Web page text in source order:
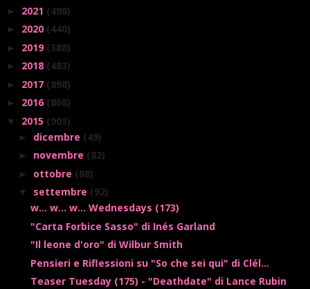
► 2021 (498)
► 2020 (440)
► 2019 (388)
► 2018 (483)
► 2017 (898)
► 2016 (868)
▼ 2015 (903)
► dicembre (49)
► novembre (82)
► ottobre (88)
▼ settembre (92)
w... w... w... Wednesdays (173)
"Carta Forbice Sasso" di Inés Garland
"Il leone d'oro" di Wilbur Smith
Pensieri e Riflessioni su "So che sei qui" di Clél...
Teaser Tuesday (175) - "Deathdate" di Lance Rubin